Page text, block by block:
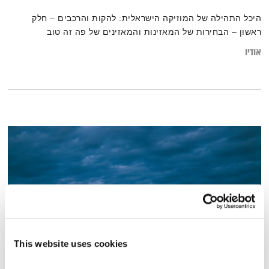
This website uses cookies
היכל התהילה של המוזיקה הישראלית: להקות והרכבים – חלק
ראשון – הבחירות של המאזינות והמאזינים של פה זה טוב
אודיו